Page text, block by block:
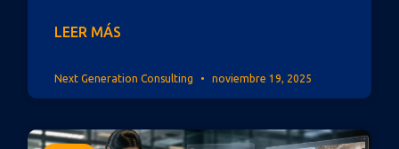
LEER MÁS
Next Generation Consulting noviembre 19, 2025